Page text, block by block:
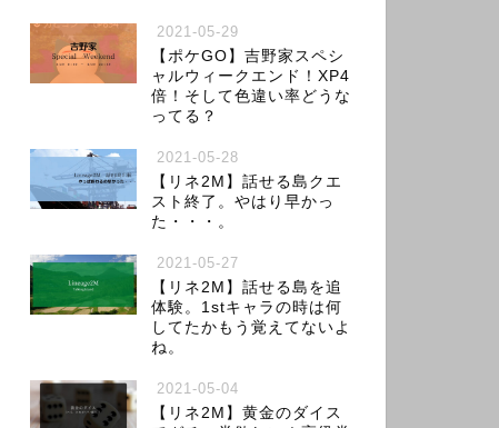
2021-05-29
【ポケGO】吉野家スペシ
ャルウィークエンド！XP4
倍！そして色違い率どうな
ってる？
2021-05-28
【リネ2M】話せる島クエ
スト終了。やはり早かっ
た・・・。
2021-05-27
【リネ2M】話せる島を追
体験。1stキャラの時は何
してたかもう覚えてないよ
ね。
2021-05-04
【リネ2M】黄金のダイス